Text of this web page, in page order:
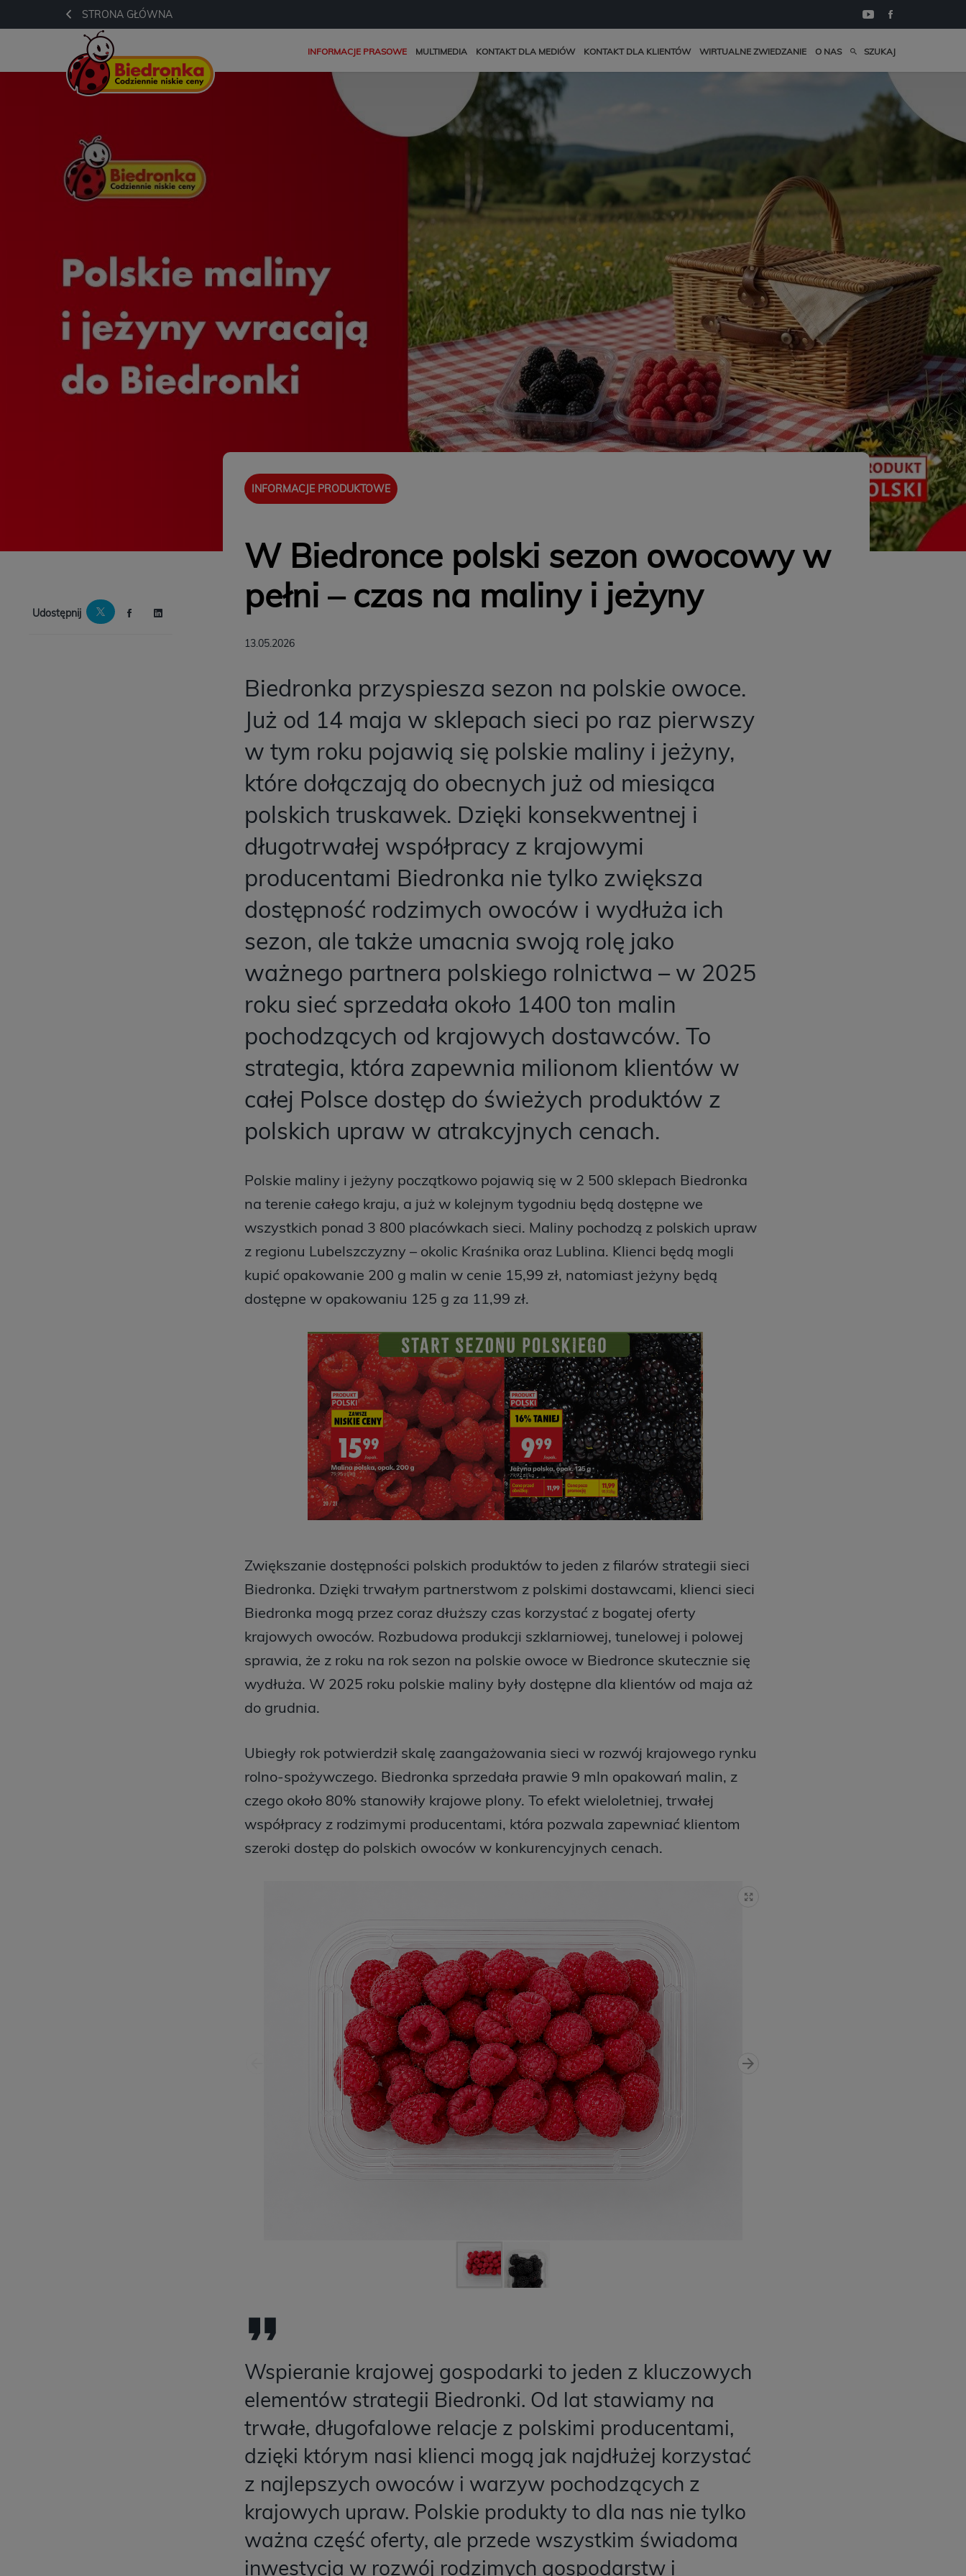
STRONA GŁÓWNA
INFORMACJE PRASOWE MULTIMEDIA KONTAKT DLA MEDIÓW KONTAKT DLA KLIENTÓW WIRTUALNE ZWIEDZANIE O NAS SZUKAJ
Udostępnij
INFORMACJE PRODUKTOWE
W Biedronce polski sezon owocowy w
pełni – czas na maliny i jeżyny
13.05.2026
Biedronka przyspiesza sezon na polskie owoce.
Już od 14 maja w sklepach sieci po raz pierwszy
w tym roku pojawią się polskie maliny i jeżyny,
które dołączają do obecnych już od miesiąca
polskich truskawek. Dzięki konsekwentnej i
długotrwałej współpracy z krajowymi
producentami Biedronka nie tylko zwiększa
dostępność rodzimych owoców i wydłuża ich
sezon, ale także umacnia swoją rolę jako
ważnego partnera polskiego rolnictwa – w 2025
roku sieć sprzedała około 1400 ton malin
pochodzących od krajowych dostawców. To
strategia, która zapewnia milionom klientów w
całej Polsce dostęp do świeżych produktów z
polskich upraw w atrakcyjnych cenach.
Polskie maliny i jeżyny początkowo pojawią się w 2 500 sklepach Biedronka
na terenie całego kraju, a już w kolejnym tygodniu będą dostępne we
wszystkich ponad 3 800 placówkach sieci. Maliny pochodzą z polskich upraw
z regionu Lubelszczyzny – okolic Kraśnika oraz Lublina. Klienci będą mogli
kupić opakowanie 200 g malin w cenie 15,99 zł, natomiast jeżyny będą
dostępne w opakowaniu 125 g za 11,99 zł.
Zwiększanie dostępności polskich produktów to jeden z filarów strategii sieci
Biedronka. Dzięki trwałym partnerstwom z polskimi dostawcami, klienci sieci
Biedronka mogą przez coraz dłuższy czas korzystać z bogatej oferty
krajowych owoców. Rozbudowa produkcji szklarniowej, tunelowej i polowej
sprawia, że z roku na rok sezon na polskie owoce w Biedronce skutecznie się
wydłuża. W 2025 roku polskie maliny były dostępne dla klientów od maja aż
do grudnia.
Ubiegły rok potwierdził skalę zaangażowania sieci w rozwój krajowego rynku
rolno-spożywczego. Biedronka sprzedała prawie 9 mln opakowań malin, z
czego około 80% stanowiły krajowe plony. To efekt wieloletniej, trwałej
współpracy z rodzimymi producentami, która pozwala zapewniać klientom
szeroki dostęp do polskich owoców w konkurencyjnych cenach.
Wspieranie krajowej gospodarki to jeden z kluczowych
elementów strategii Biedronki. Od lat stawiamy na
trwałe, długofalowe relacje z polskimi producentami,
dzięki którym nasi klienci mogą jak najdłużej korzystać
z najlepszych owoców i warzyw pochodzących z
krajowych upraw. Polskie produkty to dla nas nie tylko
ważna część oferty, ale przede wszystkim świadoma
inwestycja w rozwój rodzimych gospodarstw i